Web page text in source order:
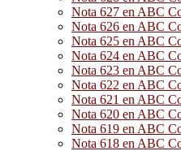
Nota 627 en ABC
Nota 626 en ABC
Nota 625 en ABC
Nota 624 en ABC
Nota 623 en ABC
Nota 622 en ABC
Nota 621 en ABC
Nota 620 en ABC
Nota 619 en ABC
Nota 618 en ABC